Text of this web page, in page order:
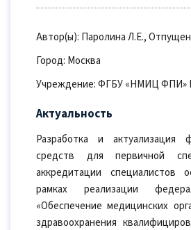
Автор(ы): Паролина Л.Е.,
Город: Москва
Учреждение: ФГБУ «НМИЦ ФПИ»
Актуальность
Разработка и актуализация
средств для первичной
аккредитации специалистов
рамках реализации
«Обеспечение медицинских
здравоохранения